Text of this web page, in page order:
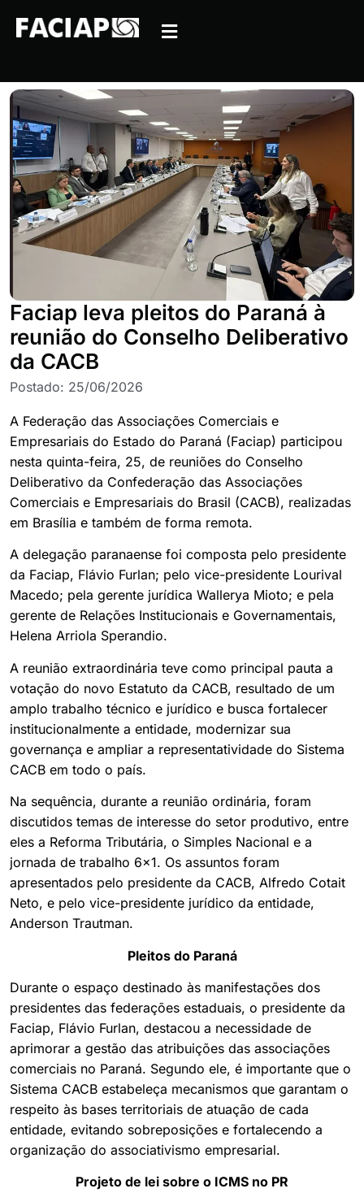
Faciap leva pleitos do Paraná à
reunião do Conselho Deliberativo
da CACB
Postado: 25/06/2026
A Federação das Associações Comerciais e
Empresariais do Estado do Paraná (Faciap) participou
nesta quinta-feira, 25, de reuniões do Conselho
Deliberativo da Confederação das Associações
Comerciais e Empresariais do Brasil (CACB), realizadas
em Brasília e também de forma remota.
A delegação paranaense foi composta pelo presidente
da Faciap, Flávio Furlan; pelo vice-presidente Lourival
Macedo; pela gerente jurídica Wallerya Mioto; e pela
gerente de Relações Institucionais e Governamentais,
Helena Arriola Sperandio.
A reunião extraordinária teve como principal pauta a
votação do novo Estatuto da CACB, resultado de um
amplo trabalho técnico e jurídico e busca fortalecer
institucionalmente a entidade, modernizar sua
governança e ampliar a representatividade do Sistema
CACB em todo o país.
Na sequência, durante a reunião ordinária, foram
discutidos temas de interesse do setor produtivo, entre
eles a Reforma Tributária, o Simples Nacional e a
jornada de trabalho 6×1. Os assuntos foram
apresentados pelo presidente da CACB, Alfredo Cotait
Neto, e pelo vice-presidente jurídico da entidade,
Anderson Trautman.
Pleitos do Paraná
Durante o espaço destinado às manifestações dos
presidentes das federações estaduais, o presidente da
Faciap, Flávio Furlan, destacou a necessidade de
aprimorar a gestão das atribuições das associações
comerciais no Paraná. Segundo ele, é importante que o
Sistema CACB estabeleça mecanismos que garantam o
respeito às bases territoriais de atuação de cada
entidade, evitando sobreposições e fortalecendo a
organização do associativismo empresarial.
Projeto de lei sobre o ICMS no PR